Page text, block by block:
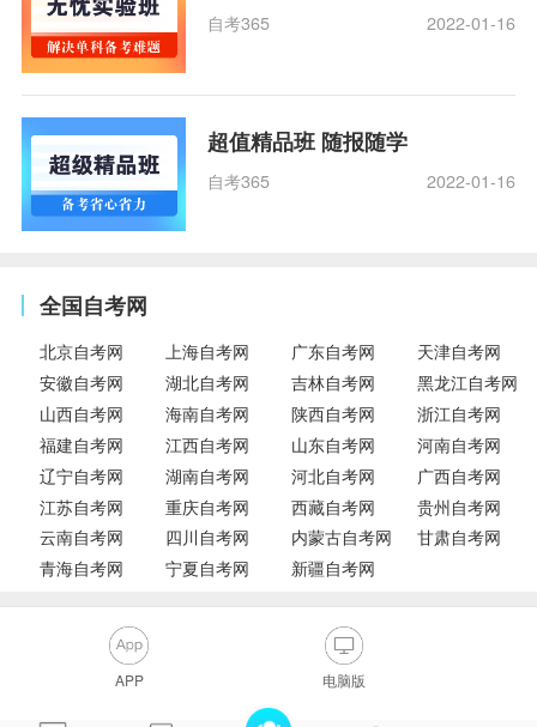
自考365 2022-01-16
超值精品班 随报随学
自考365 2022-01-16
全国自考网
北京自考网 上海自考网 广东自考网
天津自考网
安徽自考网
湖北自考网 吉林自考网
黑龙江自考网
山西自考网
海南自考网 陕西自考网
浙江自考网
福建自考网
江西自考网 山东自考网
河南自考网
辽宁自考网
湖南自考网 河北自考网
广西自考网
江苏自考网
重庆自考网 西藏自考网
贵州自考网
云南自考网
四川自考网 内蒙古自考网
甘肃自考网
青海自考网
宁夏自考网 新疆自考网
APP 电脑版